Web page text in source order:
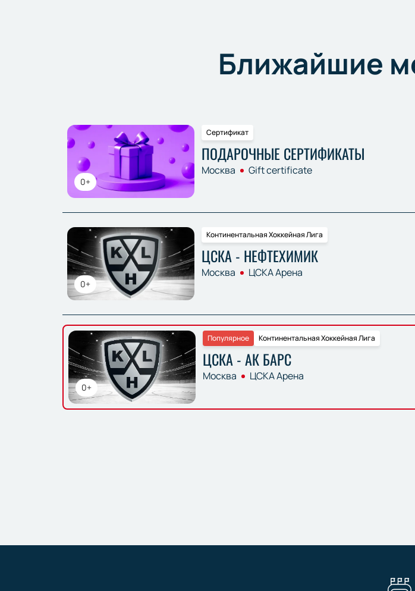
Ближайшие
0+
Сертификат
ПОДАРОЧНЫЕ СЕРТИФИКАТЫ
Москва Gift certificate
0+
Континентальная Хоккейная Лига
ЦСКА - НЕФТЕХИМИК
Москва ЦСКА Арена
0+
Континентальная Хоккейная Лига
Популярное
ЦСКА - АК БАРС
Москва ЦСКА Арена